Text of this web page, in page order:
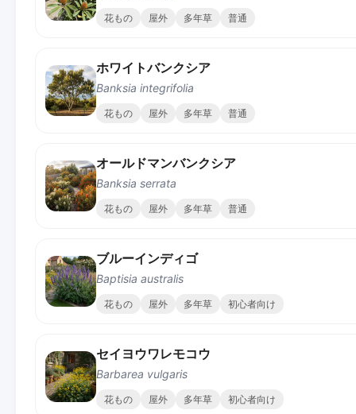
花もの 屋外 多年草 普通
ホワイトバンクシア
Banksia integrifolia
花もの 屋外 多年草 普通
オールドマンバンクシア
Banksia serrata
花もの 屋外 多年草 普通
ブルーインディゴ
Baptisia australis
花もの 屋外 多年草 初心者向け
セイヨウワレモコウ
Barbarea vulgaris
花もの 屋外 多年草 初心者向け